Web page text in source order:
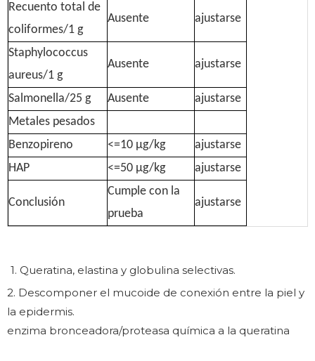
Recuento total de
coliformes/1 g
Ausente ajustarse
Staphylococcus
aureus/1 g
Ausente ajustarse
Salmonella/25 g Ausente
ajustarse
Metales pesados
Benzopireno
<=10 μg/kg
ajustarse
HAP
<=50 μg/kg ajustarse
Conclusión
Cumple con la
prueba
ajustarse
1. Queratina, elastina y globulina selectivas.
2. Descomponer el mucoide de conexión entre la piel y
la epidermis.
enzima bronceadora/proteasa química a la queratina